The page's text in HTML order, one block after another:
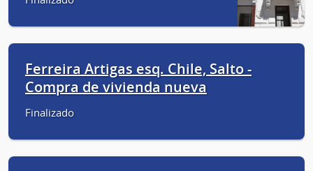
Ferreira Artigas esq. Chile, Salto -
Compra de vivienda nueva
Finalizado